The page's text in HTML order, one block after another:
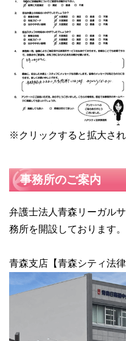
※クリックすると拡大され
事務所のご案内
弁護士法人青森リーガル
務所を開設しております。
青森支店【青森シティ法律